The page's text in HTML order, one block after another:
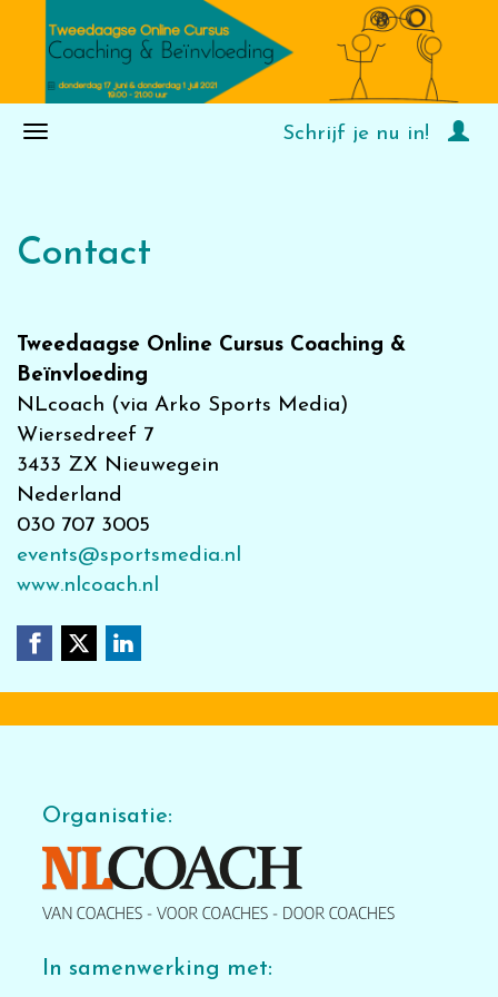
Schrijf je nu in!
Contact
Tweedaagse Online Cursus Coaching &
Beïnvloeding
NLcoach (via Arko Sports Media)
Wiersedreef 7
3433 ZX Nieuwegein
Nederland
030 707 3005
events@sportsmedia.nl
www.nlcoach.nl
Organisatie:
In samenwerking met: